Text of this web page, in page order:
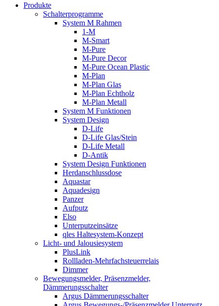
Produkte
Schalterprogramme
System M Rahmen
1-M
M-Smart
M-Pure
M-Pure Decor
M-Pure Ocean Plastic
M-Plan
M-Plan Glas
M-Plan Echtholz
M-Plan Metall
System M Funktionen
System Design
D-Life
D-Life Glas/Stein
D-Life Metall
D-Antik
System Design Funktionen
Herdanschlussdose
Aquastar
Aquadesign
Panzer
Aufputz
Elso
Unterputzeinsätze
qles Haltesystem-Konzept
Licht- und Jalousiesystem
PlusLink
Rollladen-Mehrfachsteuerrelais
Dimmer
Bewegungsmelder, Präsenzmelder,
Dämmerungsschalter
Argus Dämmerungsschalter